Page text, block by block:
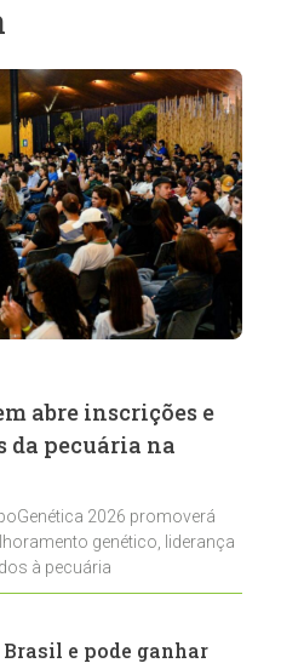
abre inscrições e
da pecuária na
2026 promoverá
genético, liderança
à pecuária
e pode ganhar